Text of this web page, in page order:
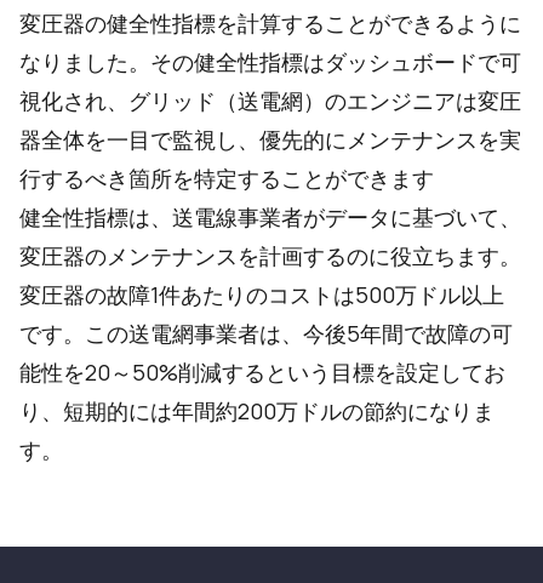
変圧器の健全性指標を計算することができるように
なりました。その健全性指標はダッシュボードで可
視化され、グリッド（送電網）のエンジニアは変圧
器全体を一目で監視し、優先的にメンテナンスを実
行するべき箇所を特定することができます
健全性指標は、送電線事業者がデータに基づいて、
変圧器のメンテナンスを計画するのに役立ちます。
変圧器の故障1件あたりのコストは500万ドル以上
です。この送電網事業者は、今後5年間で故障の可
能性を20～50%削減するという目標を設定してお
り、短期的には年間約200万ドルの節約になりま
す。